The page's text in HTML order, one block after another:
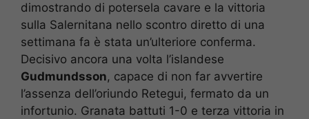
dimostrando di potersela cavare e la vittoria
sulla Salernitana nello scontro diretto di una
settimana fa è stata un’ulteriore conferma.
Decisivo ancora una volta l’islandese
Gudmundsson, capace di non far avvertire
l’assenza dell’oriundo Retegui, fermato da un
infortunio. Granata battuti 1-0 e terza vittoria in